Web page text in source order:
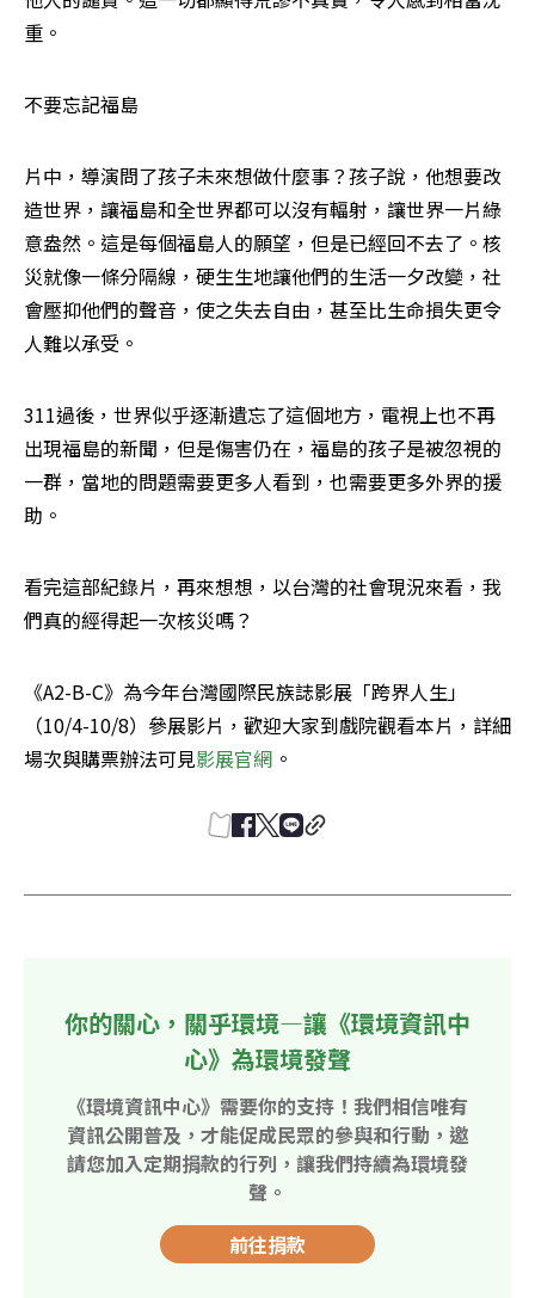
重。
不要忘記福島
片中，導演問了孩子未來想做什麼事？孩子說，他想要改
造世界，讓福島和全世界都可以沒有輻射，讓世界一片綠
意盎然。這是每個福島人的願望，但是已經回不去了。核
災就像一條分隔線，硬生生地讓他們的生活一夕改變，社
會壓抑他們的聲音，使之失去自由，甚至比生命損失更令
人難以承受。
311過後，世界似乎逐漸遺忘了這個地方，電視上也不再
出現福島的新聞，但是傷害仍在，福島的孩子是被忽視的
一群，當地的問題需要更多人看到，也需要更多外界的援
助。
看完這部紀錄片，再來想想，以台灣的社會現況來看，我
們真的經得起一次核災嗎？
《A2-B-C》為今年台灣國際民族誌影展「跨界人生」
（10/4-10/8）參展影片，歡迎大家到戲院觀看本片，詳細
場次與購票辦法可見影展官網 。
你的關心，關乎環境—讓《環境資訊中
心》為環境發聲
《環境資訊中心》需要你的支持！我們相信唯有
資訊公開普及，才能促成民眾的參與和行動，邀
請您加入定期捐款的行列，讓我們持續為環境發
聲。
前往捐款